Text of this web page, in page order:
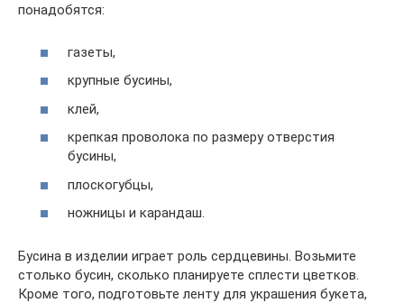
понадобятся:
газеты,
крупные бусины,
клей,
крепкая проволока по размеру отверстия
бусины,
плоскогубцы,
ножницы и карандаш.
Бусина в изделии играет роль сердцевины. Возьмите
столько бусин, сколько планируете сплести цветков.
Кроме того, подготовьте ленту для украшения букета,